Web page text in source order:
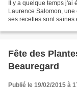
Il y a quelque temps j'ai
Laurence Salomon, une
ses recettes sont
Fête des
Beauregard
Publié le 19/02/2015 à